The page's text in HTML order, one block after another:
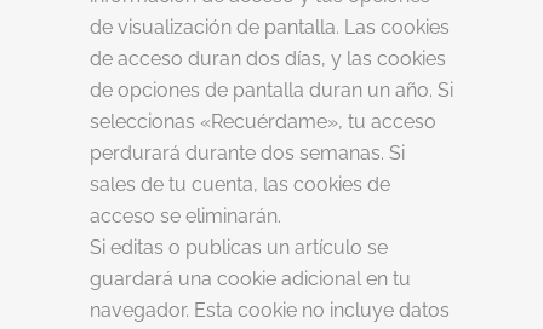
de visualización de pantalla. Las cookies
de acceso duran dos días, y las cookies
de opciones de pantalla duran un año. Si
seleccionas «Recuérdame», tu acceso
perdurará durante dos semanas. Si
sales de tu cuenta, las cookies de
acceso se eliminarán.
Si editas o publicas un artículo se
guardará una cookie adicional en tu
navegador. Esta cookie no incluye datos